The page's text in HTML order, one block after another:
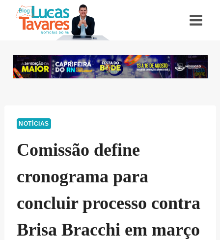
NOTÍCIAS
Comissão define
cronograma para
concluir processo contra
Brisa Bracchi em março